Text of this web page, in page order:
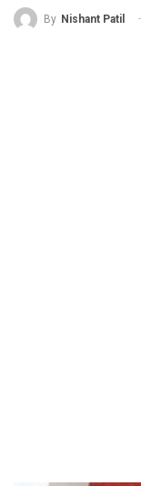
By Nishant Patil